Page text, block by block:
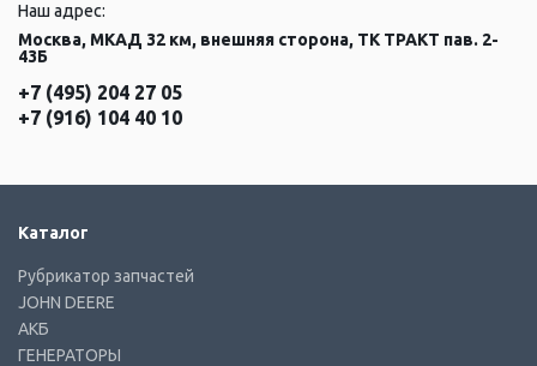
Наш адрес:
Москва, МКАД 32 км, внешняя сторона, ТК ТРАКТ пав. 2-
43Б
+7 (495) 204 27 05
+7 (916) 104 40 10
Каталог
Рубрикатор запчастей
JOHN DEERE
АКБ
ГЕНЕРАТОРЫ